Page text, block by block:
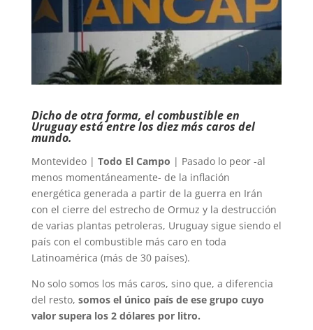
Dicho de otra forma, el combustible en
Uruguay está entre los diez más caros del
mundo.
Montevideo | Todo El Campo | Pasado lo peor -al
menos momentáneamente- de la inflación
energética generada a partir de la guerra en Irán
con el cierre del estrecho de Ormuz y la destrucción
de varias plantas petroleras, Uruguay sigue siendo el
país con el combustible más caro en toda
Latinoamérica (más de 30 países).
No solo somos los más caros, sino que, a diferencia
del resto, somos el único país de ese grupo cuyo
valor supera los 2 dólares por litro.